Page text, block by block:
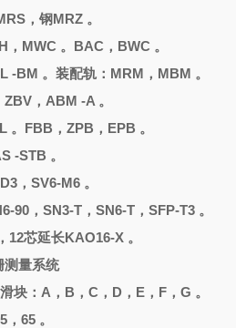
，钢MRZ 。
，MWC 。BAC，BWC 。
-BM 。装配轨：MRM，MBM 。
，ABM -A 。
。FBB，ZPB，EPB 。
-STB 。
，SV6-M6 。
90，SN3-T，SN6-T，SFP-T3 。
12芯延长KAO16-X 。
测量系统
块：A，B，C，D，E，F，G 。
65 。